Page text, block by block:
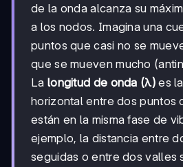
de la onda alcanza su
a los nodos. Imagina una
puntos que casi no se
que se mueven mucho
La longitud de onda (λ)es
horizontal entre dos puntos
están en la misma fase de
ejemplo, la distancia entre
seguidas o entre dos valles